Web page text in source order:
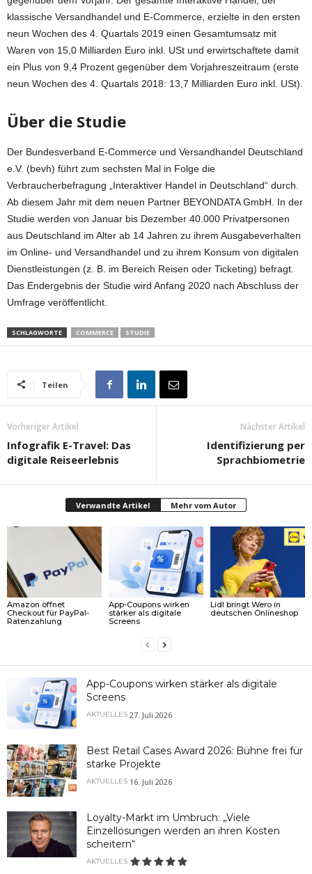
klassische Versandhandel und E-Commerce, erzielte in den ersten
neun Wochen des 4. Quartals 2019 einen Gesamtumsatz mit
Waren von 15,0 Milliarden Euro inkl. USt und erwirtschaftete damit
ein Plus von 9,4 Prozent gegenüber dem Vorjahreszeitraum (erste
neun Wochen des 4. Quartals 2018: 13,7 Milliarden Euro inkl. USt).
Über die Studie
Der Bundesverband E-Commerce und Versandhandel Deutschland
e.V. (bevh) führt zum sechsten Mal in Folge die
Verbraucherbefragung „Interaktiver Handel in Deutschland“ durch.
Ab diesem Jahr mit dem neuen Partner BEYONDATA GmbH. In der
Studie werden von Januar bis Dezember 40.000 Privatpersonen
aus Deutschland im Alter ab 14 Jahren zu ihrem Ausgabeverhalten
im Online- und Versandhandel und zu ihrem Konsum von digitalen
Dienstleistungen (z. B. im Bereich Reisen oder Ticketing) befragt.
Das Endergebnis der Studie wird Anfang 2020 nach Abschluss der
Umfrage veröffentlicht.
SCHLAGWORTE COMMERCE STUDIE
Teilen
Vorheriger Artikel
Infografik E-Travel: Das
digitale Reiseerlebnis
Nächster Artikel
Identifizierung per
Sprachbiometrie
Verwandte Artikel Mehr vom Autor
Amazon öffnet
Checkout für PayPal-
Ratenzahlung
App-Coupons wirken
stärker als digitale
Screens
Lidl bringt Wero in
deutschen Onlineshop
App-Coupons wirken stärker als digitale
Screens
AKTUELLES 27. Juli 2026
Best Retail Cases Award 2026: Bühne frei für
starke Projekte
AKTUELLES 16. Juli 2026
Loyalty-Markt im Umbruch: „Viele
Einzellösungen werden an ihren Kosten
scheitern“
AKTUELLES